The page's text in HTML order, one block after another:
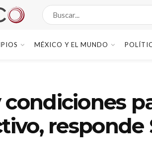
MÉXICO Y EL MUNDO
condiciones
responde